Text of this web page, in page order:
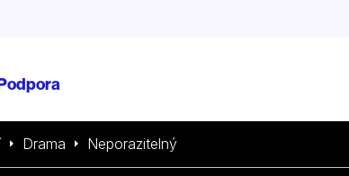
Drama Neporazitelný